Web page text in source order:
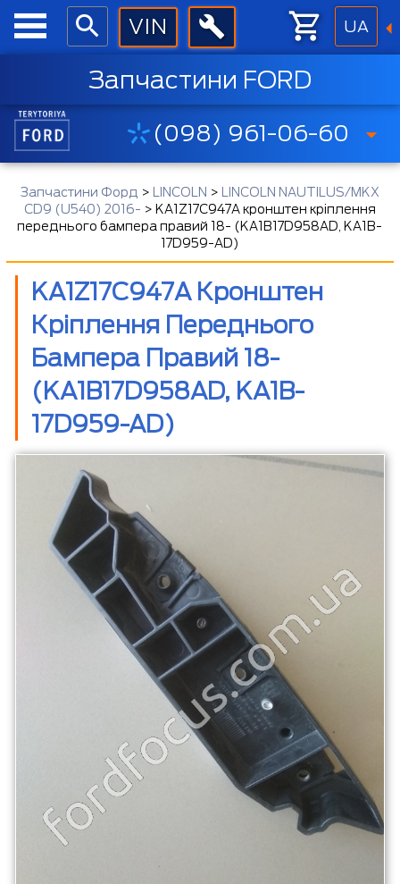
UA
Запчастини FORD
(098) 961-06-60
Запчастини Форд > LINCOLN >
LINCOLN NAUTILUS/MKX
CD9 (U540) 2016- > KA1Z17C947A кронштен кріплення
переднього бампера правий 18- (KA1B17D958AD, KA1B-
17D959-AD)
KA1Z17C947A Кронштен
Кріплення Переднього
Бампера Правий 18-
(KA1B17D958AD, KA1B-
17D959-AD)